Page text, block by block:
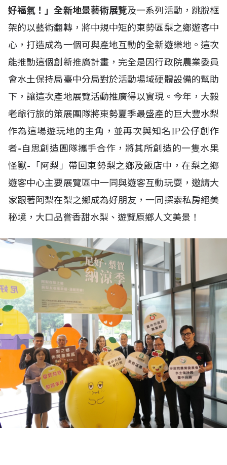
好福氣！ 」全新地景藝術展覽及一系列活動，跳脫框
架的以藝術翻轉，將中規中矩的東勢區梨之鄉遊客中
心，打造成為一個可與產地互動的全新遊樂地。這次
能推動這個創新推廣計畫，完全是因行政院農業委員
會水土保持局臺中分局對於活動場域硬體設備的幫助
下，讓這次產地展覽活動推廣得以實現。今年，大毅
老爺行旅的策展團隊將東勢夏季最盛產的巨大豐水梨
作為這場遊玩地的主角，並再次與知名IP公仔創作
者-自思創造團隊攜手合作，將其所創造的一隻水果
怪獸-「阿梨」帶回東勢梨之鄉及飯店中，在梨之鄉
遊客中心主要展覽區中一同與遊客互動玩耍，邀請大
家跟著阿梨在梨之鄉成為好朋友，一同探索私房絕美
秘境，大口品嘗香甜水梨、遊覽原鄉人文美景！